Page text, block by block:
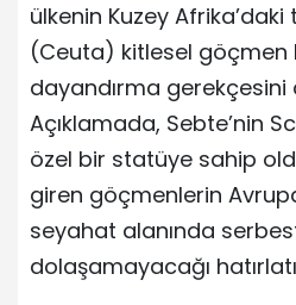
ülkenin Kuzey Afrika’daki
(Ceuta) kitlesel göçmen
dayandırma
Açıklamada, Sebte’nin
özel bir statüye sahip
giren göçmenlerin
seyahat alanında
dolaşamayacağı